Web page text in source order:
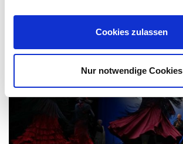
Cookies zulassen
Nur notwendige Cookies